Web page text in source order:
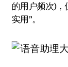
的用户频次)
实用”。